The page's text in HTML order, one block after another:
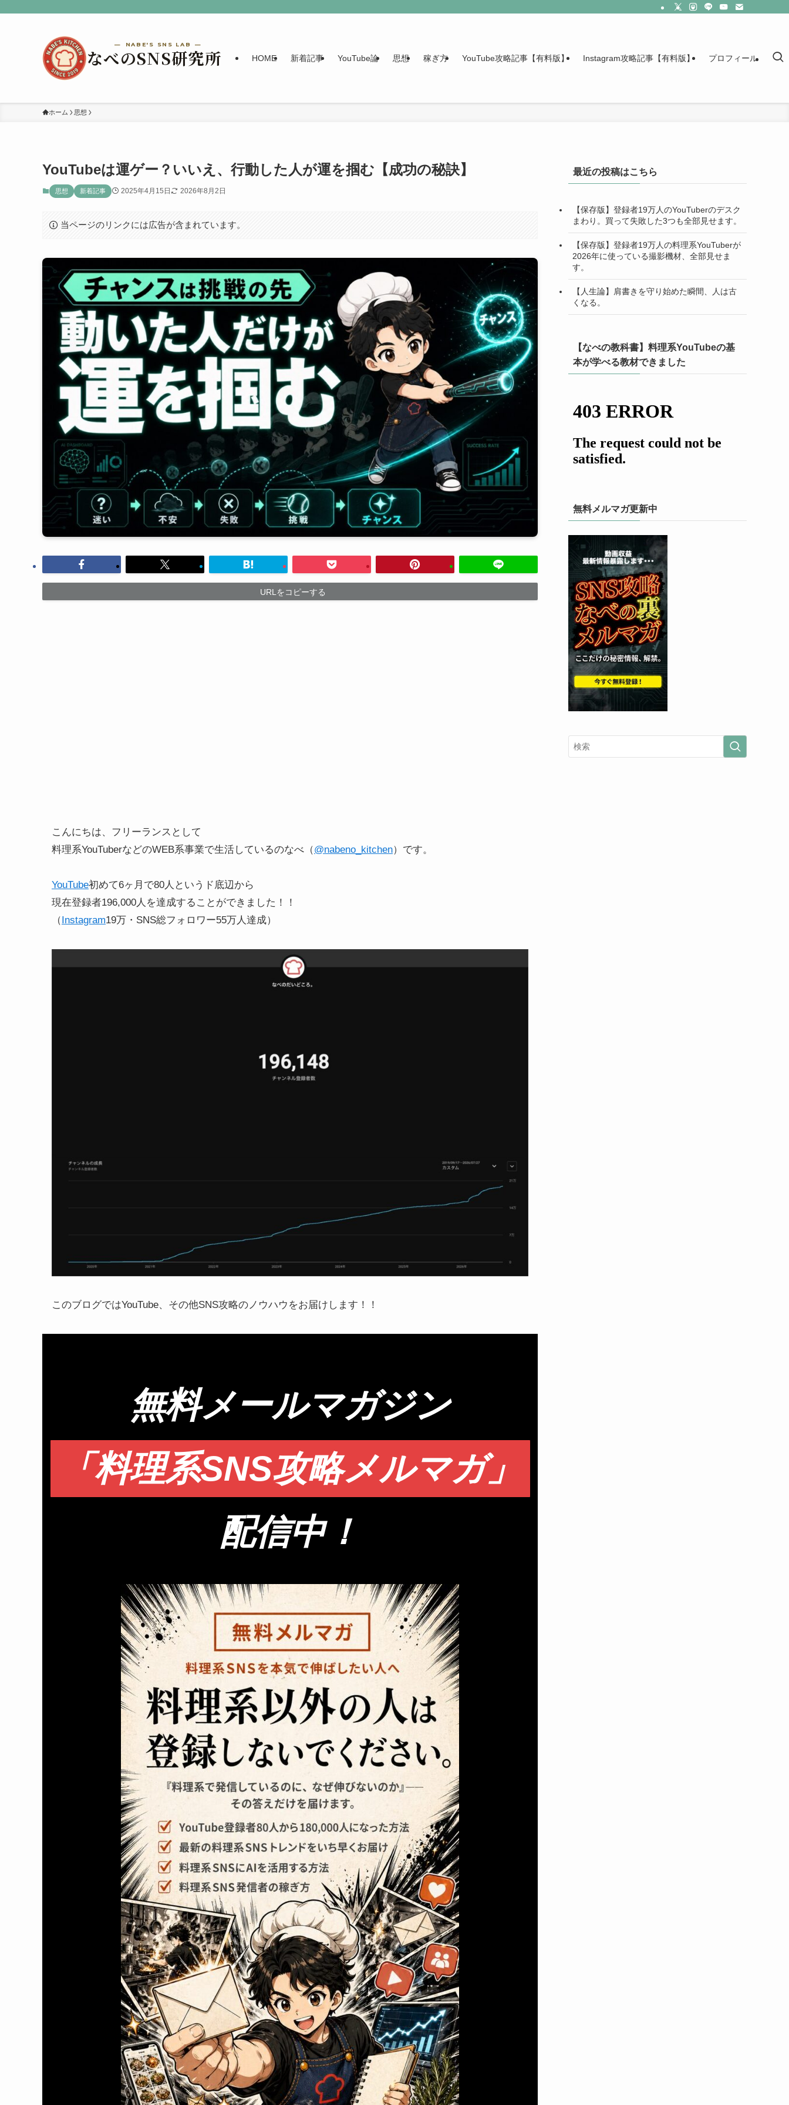
HOME 新着記事 YouTube論 思想 稼ぎ方 YouTube攻略記事【有料版】 Instagram攻略記事【有料版】 プロフィール
ホーム 思想
YouTubeは運ゲー？いいえ、行動した人が運を掴む【成功の秘訣】
思想 新着記事 2025年4月15日 2026年8月2日
当ページのリンクには広告が含まれています。
URLをコピーする
こんにちは、フリーランスとして
料理系YouTuberなどのWEB系事業で生活しているのなべ（@nabeno_kitchen）です。
YouTube初めて6ヶ月で80人というド底辺から
現在登録者196,000人を達成することができました！！
（Instagram19万・SNS総フォロワー55万人達成）
このブログではYouTube、その他SNS攻略のノウハウをお届けします！！
無料メールマガジン
「料理系SNS攻略メルマガ」
配信中！
最近の投稿はこちら
【保存版】登録者19万人のYouTuberのデスク
まわり。買って失敗した3つも全部見せます。
【保存版】登録者19万人の料理系YouTuberが
2026年に使っている撮影機材、全部見せま
す。
【人生論】肩書きを守り始めた瞬間、人は古
くなる。
【なべの教科書】料理系YouTubeの基
本が学べる教材できました
無料メルマガ更新中